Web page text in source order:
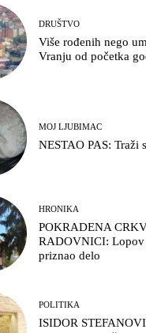
DRUŠTVO
Više rođenih nego
Vranju od početka
MOJ LJUBIMAC
NESTAO PAS: Traži
HRONIKA
POKRADENA
RADOVNICI: Lopov
priznao delo
POLITIKA
ISIDOR